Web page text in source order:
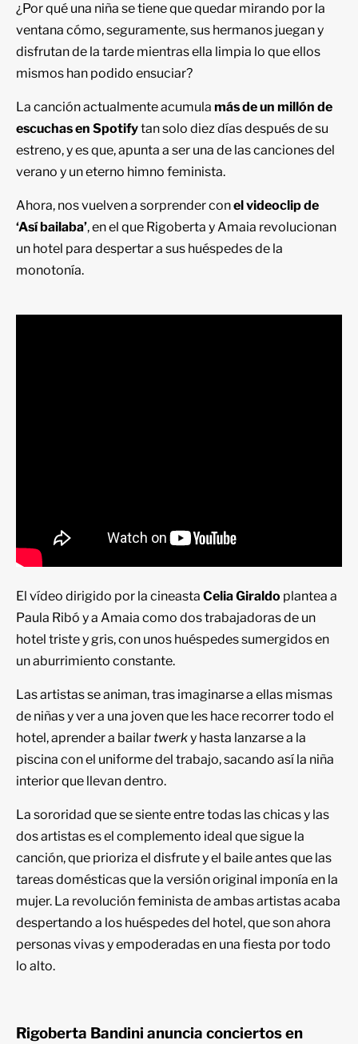
¿Por qué una niña se tiene que quedar mirando por la
ventana cómo, seguramente, sus hermanos juegan y
disfrutan de la tarde mientras ella limpia lo que ellos
mismos han podido ensuciar?
La canción actualmente acumula más de un millón de
escuchas en Spotifytan solo diez días después de su
estreno, y es que, apunta a ser una de las canciones del
verano y un eterno himno feminista.
Ahora, nos vuelven a sorprender conel videoclip de
‘Así bailaba’, en el que Rigoberta y Amaia revolucionan
un hotel para despertar a sus huéspedes de la
monotonía.
El vídeo dirigido por la cineasta Celia Giraldo plantea a
Paula Ribó y a Amaia como dos trabajadoras de un
hotel triste y gris, con unos huéspedes sumergidos en
un aburrimiento constante.
Las artistas se animan, tras imaginarse a ellas mismas
de niñas y ver a una joven que les hace recorrer todo el
hotel, aprender a bailar twerky hasta lanzarse a la
piscina con el uniforme del trabajo, sacando así la niña
interior que llevan dentro.
La sororidad que se siente entre todas las chicas y las
dos artistas es el complemento ideal que sigue la
canción, que prioriza el disfrute y el baile antes que las
tareas domésticas que la versión original imponía en la
mujer. La revolución feminista de ambas artistas acaba
despertando a los huéspedes del hotel, que son ahora
personas vivas y empoderadas en una fiesta por todo
lo alto.
Rigoberta Bandini anuncia conciertos en